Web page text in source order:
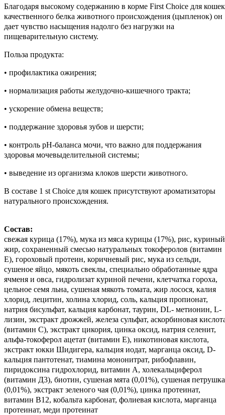
Благодаря высокому содержанию в корме First Choice для кошек
качественного белка животного происхождения (цыпленок) он
дает чувство насыщения надолго без нагрузки на
пищеварительную систему.
Польза продукта:
• профилактика ожирения;
• нормализация работы желудочно-кишечного тракта;
• ускорение обмена веществ;
• поддержание здоровья зубов и шерсти;
• контроль рН-баланса мочи, что важно для поддержания
здоровья мочевыделительной системы;
• выведение из организма клоков шерсти животного.
В составе 1 st Choice для кошек присутствуют ароматизаторы
натурального происхождения.
Состав:
свежая курица (17%), мука из мяса курицы (17%), рис, куриный
жир, сохраненный смесью натуральных токоферолов (витамин
Е), гороховый протеин, коричневый рис, мука из сельди,
сушеное яйцо, мякоть свеклы, специально обработанные ядра
ячменя и овса, гидролизат куриной печени, клетчатка гороха,
цельное семя льна, сушеная мякоть томата, жир лосося, калия
хлорид, лецитин, холина хлорид, соль, кальция пропионат,
натрия бисульфат, кальция карбонат, таурин, DL- метионин, L-
лизин, экстракт дрожжей, железа сульфат, аскорбиновая
(витамин С), экстракт цикория, цинка оксид, натрия селенит,
альфа-токоферол ацетат (витамин Е), никотиновая кислота,
экстракт юкки Шидигера, кальция иодат, марганца оксид, D-
кальция пантотенат, тиамина мононитрат, рибофлавин,
пиридоксина гидрохлорид, витамин А, холекальциферол
(витамин Д3), биотин, сушеная мята (0,01%), сушеная петрушка
(0,01%), экстракт зеленого чая (0,01%), цинка протеинат,
витамин В12, кобальта карбонат, фолиевая кислота, марганца
протеинат, меди протеинат